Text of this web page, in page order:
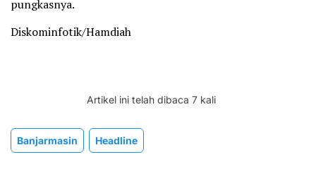
pungkasnya.
Diskominfotik/Hamdiah
Artikel ini telah dibaca 7 kali
Banjarmasin Headline